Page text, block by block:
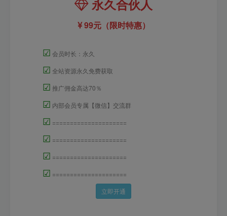
永久合伙人
99元（限时特惠）
☑ 会员时长：永久
☑ 全站资源永久免费获取
☑ 推广佣金高达70％
☑ 内部会员专属【微信】交流群
☑ =====================
☑ =====================
☑ =====================
☑ =====================
立即开通